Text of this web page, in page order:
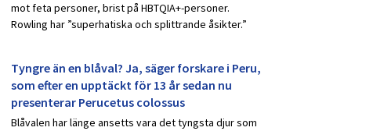
mot feta personer, brist på HBTQIA+-personer.
Rowling har ”superhatiska och splittrande åsikter.”
Tyngre än en blåval? Ja, säger forskare i Peru,
som efter en upptäckt för 13 år sedan nu
presenterar Perucetus colossus
Blåvalen har länge ansetts vara det tyngsta djur som